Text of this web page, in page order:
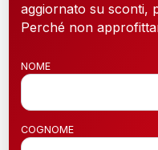
aggiornato su sconti,
Perché non
NOME
COGNOME